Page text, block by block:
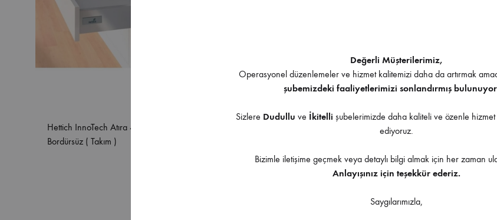
Hettich InnoTech Atıra 420 mm Gri
Bordürsüz ( Takım )
Değerli Müşterilerimiz,
Operasyonel düzenlemeler ve hizmet kalitemizi daha da artırmak
şubemizdeki faaliyetlerimizi sonlandırmış
Sizlere Dudullu ve İkitelli şubelerimizde daha kaliteli ve özenle
ediyoruz.
Bizimle iletişime geçmek veya detaylı bilgi almak için her zaman
Anlayışınız için teşekkür ederiz.
Saygılarımızla,